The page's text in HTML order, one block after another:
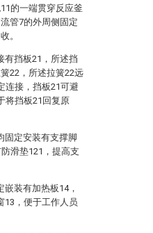
的一端贯穿反应釜
管7的外周侧固定
。
有挡板21，所述挡
22，所述拉簧22远
连接，挡板21可避
将挡板21回复原
固定安装有支撑脚
滑垫121，提高支
装有加热板14，
13，便于工作人员